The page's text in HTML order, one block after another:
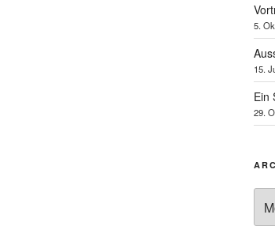
5.
15.
Ein
29.